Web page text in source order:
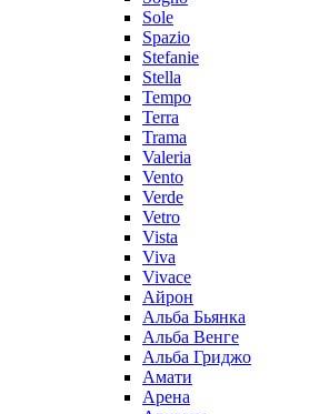
Sole
Spazio
Stefanie
Stella
Tempo
Terra
Trama
Valeria
Vento
Verde
Vetro
Vista
Viva
Vivace
Айрон
Альба Бьянка
Альба Венге
Альба Гриджо
Амати
Арена